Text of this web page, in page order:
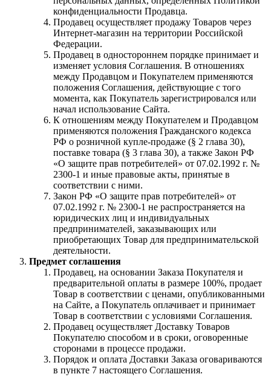
конфиденциальности Продавца.
Продавец осуществляет продажу Товаров через
Интернет-магазин на территории Российской
Федерации.
Продавец в одностороннем порядке принимает и
изменяет условия Соглашения. В отношениях
между Продавцом и Покупателем применяются
положения Соглашения, действующие с того
момента, как Покупатель зарегистрировался или
начал использование Сайта.
К отношениям между Покупателем и Продавцом
применяются положения Гражданского кодекса
РФ о розничной купле-продаже (§ 2 глава 30),
поставке товара (§ 3 глава 30), а также Закон РФ
«О защите прав потребителей» от 07.02.1992 г. №
2300-1 и иные правовые акты, принятые в
соответствии с ними.
Закон РФ «О защите прав потребителей» от
07.02.1992 г. № 2300-1 не распространяется на
юридических лиц и индивидуальных
предпринимателей, заказывающих или
приобретающих Товар для предпринимательской
деятельности.
Предмет соглашения
Продавец, на основании Заказа Покупателя и
предварительной оплаты в размере 100%, продает
Товар в соответствии с ценами, опубликованными
на Сайте, а Покупатель оплачивает и принимает
Товар в соответствии с условиями Соглашения.
Продавец осуществляет Доставку Товаров
Покупателю способом и в сроки, оговоренные
сторонами в процессе продажи.
Порядок и оплата Доставки Заказа оговариваются
в пункте 7 настоящего Соглашения.